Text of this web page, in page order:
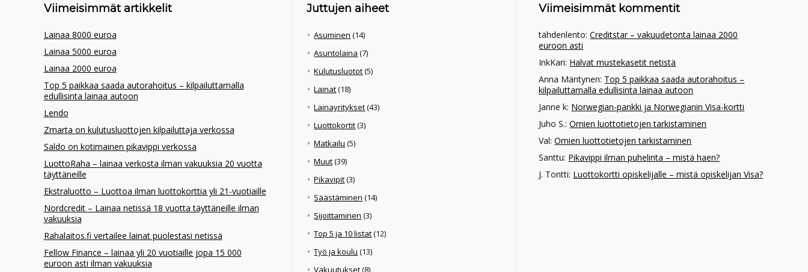
Viimeisimmät artikkelit
Lainaa 8000 euroa
Lainaa 5000 euroa
Lainaa 2000 euroa
Top 5 paikkaa saada autorahoitus – kilpailuttamalla
edullisinta lainaa autoon
Lendo
Zmarta on kulutusluottojen kilpailuttaja verkossa
Saldo on kotimainen pikavippi verkossa
LuottoRaha – lainaa verkosta ilman vakuuksia 20 vuotta
täyttäneille
Ekstraluotto – Luottoa ilman luottokorttia yli 21-vuotiaille
Nordcredit – Lainaa netissä 18 vuotta täyttäneille ilman
vakuuksia
Rahalaitos.fi vertailee lainat puolestasi netissä
Fellow Finance – lainaa yli 20 vuotiaille jopa 15 000
euroon asti ilman vakuuksia
Juttujen aiheet
Asuminen (14)
Asuntolaina (7)
Kulutusluotot(5)
Lainat(18)
Lainayritykset(43)
Luottokortit(3)
Matkailu (5)
Muut(39)
Pikavipit(3)
Säästäminen (14)
Sijoittaminen (3)
Top 5 ja 10 listat(12)
Työ ja koulu (13)
Vakuutukset(8)
Viimeisimmät kommentit
tähdenlento:Creditstar – vakuudetonta lainaa 2000
euroon asti
InkKari: Halvat mustekasetit netistä
Anna Mäntynen: Top 5 paikkaa saada autorahoitus –
kilpailuttamalla edullisinta lainaa autoon
Janne k: Norwegian-pankki ja Norwegianin Visa-kortti
Juho S.:Omien luottotietojen tarkistaminen
Val:Omien luottotietojen tarkistaminen
Santtu: Pikavippi ilman puhelinta – mistä haen?
J. Tontti: Luottokortti opiskelijalle – mistä opiskelijan Visa?